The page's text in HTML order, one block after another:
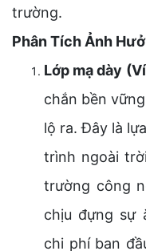
trường.
Phân Tích Ảnh
Lớp mạ dày
chắn bền
lộ ra. Đây là
trình ngoài
trường công
chịu đựng sự
chi phí ban